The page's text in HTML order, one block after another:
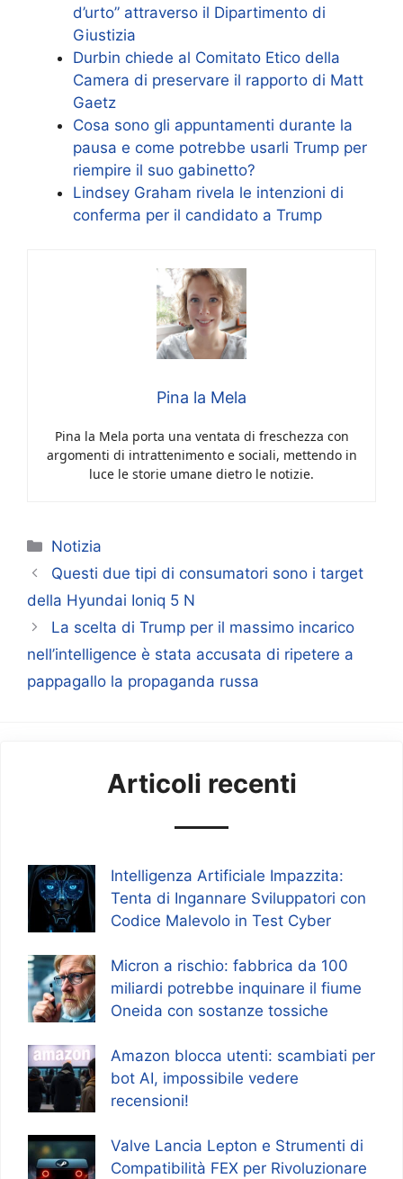
d’urto” attraverso il Dipartimento di
Giustizia
Durbin chiede al Comitato Etico della
Camera di preservare il rapporto di Matt
Gaetz
Cosa sono gli appuntamenti durante la
pausa e come potrebbe usarli Trump per
riempire il suo gabinetto?
Lindsey Graham rivela le intenzioni di
conferma per il candidato a Trump
Pina la Mela
Pina la Mela porta una ventata di freschezza con
argomenti di intrattenimento e sociali, mettendo in
luce le storie umane dietro le notizie.
Categorie
Notizia
Questi due tipi di consumatori sono i target
della Hyundai Ioniq 5 N
La scelta di Trump per il massimo incarico
nell’intelligence è stata accusata di ripetere a
pappagallo la propaganda russa
Articoli recenti
Intelligenza Artificiale Impazzita:
Tenta di Ingannare Sviluppatori con
Codice Malevolo in Test Cyber
Micron a rischio: fabbrica da 100
miliardi potrebbe inquinare il fiume
Oneida con sostanze tossiche
Amazon blocca utenti: scambiati per
bot AI, impossibile vedere
recensioni!
Valve Lancia Lepton e Strumenti di
Compatibilità FEX per Rivoluzionare